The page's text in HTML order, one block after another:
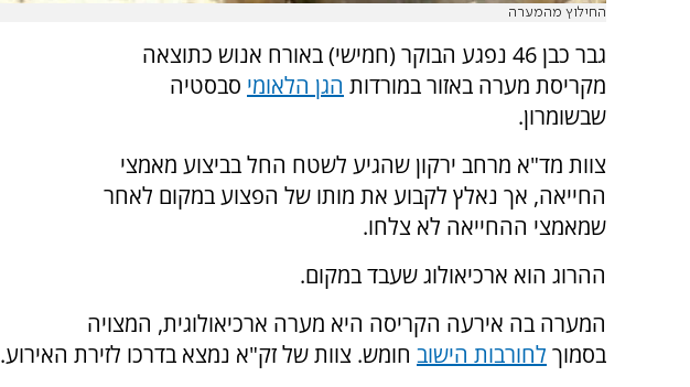
החילוץ מהמערה
גבר כבן 46 נפגע הבוקר (חמישי) באורח אנוש כתוצאה
מקריסת מערה באזור במורדות הגן הלאומי סבסטיה
שבשומרון.
צוות מד"א מרחב ירקון שהגיע לשטח החל בביצוע מאמצי
החייאה, אך נאלץ לקבוע את מותו של הפצוע במקום לאחר
שמאמצי ההחייאה לא צלחו.
ההרוג הוא ארכיאולוג שעבד במקום.
המערה בה אירעה הקריסה היא מערה ארכיאולוגית, המצויה
בסמוך לחורבות הישוב חומש. צוות של זק"א נמצא בדרכו לזירת האירוע.